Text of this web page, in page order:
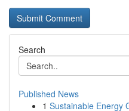
Search
Published News
1 Sustainable Energy